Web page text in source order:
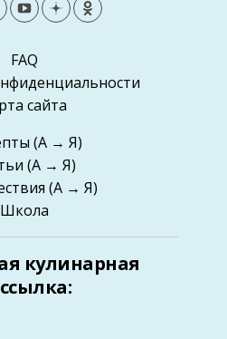
FAQ
сайта
(А → Я)
(А → Я)
(А → Я)
Школа
кулинарная